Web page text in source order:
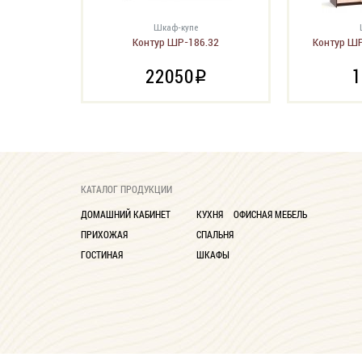
Шкаф-купе
Контур ШР-186.32
22050i
Контур
КАТАЛОГ ПРОДУКЦИИ
ДОМАШНИЙ КАБИНЕТ
ПРИХОЖАЯ
ГОСТИНАЯ
КУХНЯ
СПАЛЬНЯ
ШКАФЫ
ОФИСНАЯ МЕБЕЛЬ